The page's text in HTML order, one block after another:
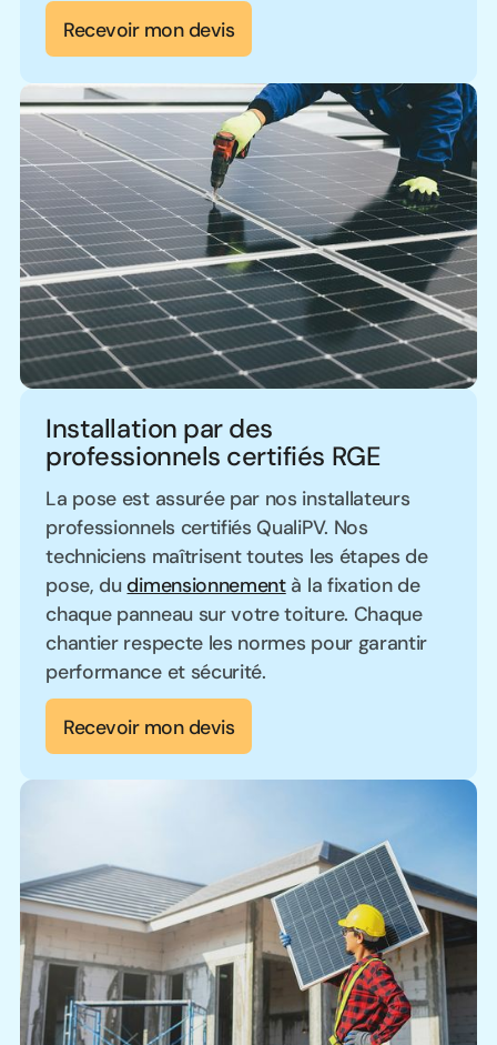
Recevoir mon devis
Installation par des
professionnels certifiés RGE
La pose est assurée par nos installateurs
professionnels certifiés QualiPV. Nos
techniciens maîtrisent toutes les étapes de
pose, dudimensionnementà la fixation de
chaque panneau sur votre toiture. Chaque
chantier respecte les normes pour garantir
performance et sécurité.
Recevoir mon devis